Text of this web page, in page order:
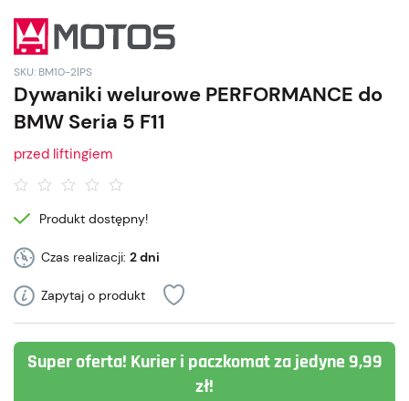
SKU: BM10-2|PS
Dywaniki welurowe PERFORMANCE do
BMW Seria 5 F11
przed liftingiem
Produkt dostępny!
Czas realizacji: 2 dni
Zapytaj o produkt
Super oferta! Kurier i paczkomat za jedyne 9,99
zł!